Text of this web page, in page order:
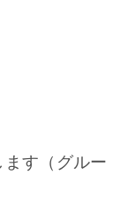
す（グルー